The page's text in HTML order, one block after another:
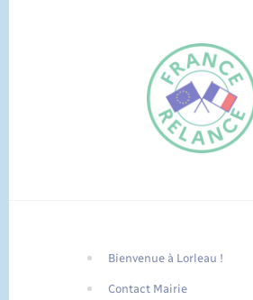
FR
Bienvenue à Lorleau !
Contact Mairie